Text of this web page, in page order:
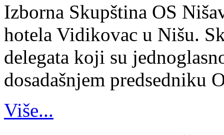
Izborna Skupština OS
hotela Vidikovac u Nišu.
delegata koji su
dosadašnjem predsedniku
Više...